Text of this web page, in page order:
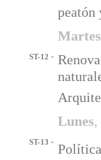
Martes
ST-12 -
Lunes,
ST-13 -